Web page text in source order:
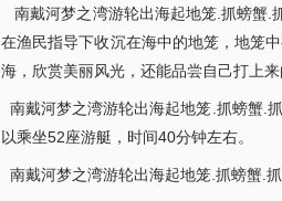
南戴河梦之湾游轮出海起地笼.抓螃蟹.
在渔民指导下收沉在海中的地笼，地笼
海，欣赏美丽风光，还能品尝自己打上来
南戴河梦之湾游轮出海起地笼.抓螃蟹.
以乘坐52座游艇，时间40分钟左右。
南戴河梦之湾游轮出海起地笼.抓螃蟹.